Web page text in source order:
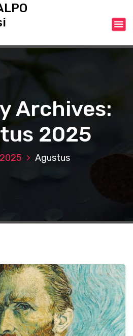
Archives:
2025
2025 Agustus